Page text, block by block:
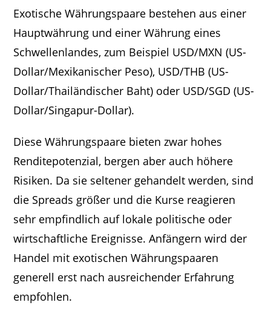
Exotische Währungspaare bestehen aus einer
Hauptwährung und einer Währung eines
Schwellenlandes, zum Beispiel USD/MXN (US-
Dollar/Mexikanischer Peso), USD/THB (US-
Dollar/Thailändischer Baht) oder USD/SGD (US-
Dollar/Singapur-Dollar).
Diese Währungspaare bieten zwar hohes
Renditepotenzial, bergen aber auch höhere
Risiken. Da sie seltener gehandelt werden, sind
die Spreads größer und die Kurse reagieren
sehr empfindlich auf lokale politische oder
wirtschaftliche Ereignisse. Anfängern wird der
Handel mit exotischen Währungspaaren
generell erst nach ausreichender Erfahrung
empfohlen.